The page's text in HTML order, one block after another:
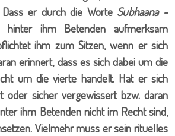
er durch die Worte Subhaana -
hinter ihm Betenden aufmerksam
ihm zum Sitzen, wenn er sich
erinnert, dass es sich dabei um die
um die vierte handelt. Hat er sich
oder sicher vergewissert bzw. daran
ihm Betenden nicht im Recht sind,
Vielmehr muss er sein rituelles